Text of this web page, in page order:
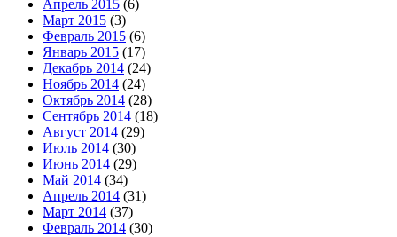
Апрель 2015 (6)
Март 2015 (3)
Февраль 2015 (6)
Январь 2015 (17)
Декабрь 2014 (24)
Ноябрь 2014 (24)
Октябрь 2014 (28)
Сентябрь 2014 (18)
Август 2014 (29)
Июль 2014 (30)
Июнь 2014 (29)
Май 2014 (34)
Апрель 2014 (31)
Март 2014 (37)
Февраль 2014 (30)